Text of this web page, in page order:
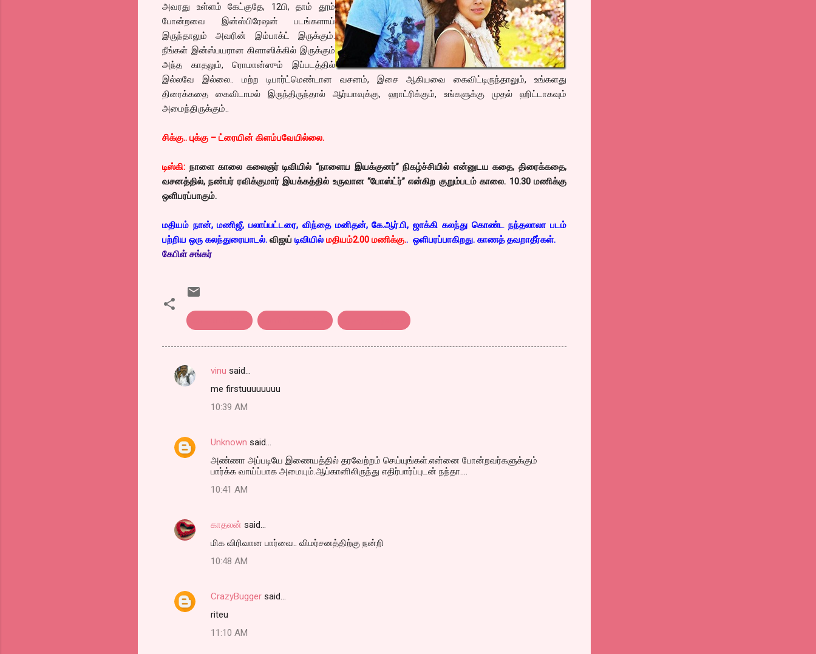
அவரது உள்ளம் கேட்குதே, 12பி, தாம் தூம்
போன்றவை இன்ஸ்பிரேஷன் படங்களாய்
இருந்தாலும் அவரின் இம்பாக்ட் இருக்கும்.
நீங்கள் இன்ஸ்பயரான கிளாஸிக்கில் இருக்கும்
அந்த காதலும், ரொமான்ஸும் இப்படத்தில்
இல்லவே இல்லை.. மற்ற டிபார்ட்மெண்டான வசனம், இசை ஆகியவை கைவிட்டிருந்தாலும், உங்களது
திரைக்கதை கைவிடாமல் இருந்திருந்தால் ஆர்யாவுக்கு, ஹாட்ரிக்கும், உங்களுக்கு முதல் ஹிட்டாகவும்
அமைந்திருக்கும்..
சிக்கு.. புக்கு – ட்ரையின் கிளம்பவேயில்லை.
டிஸ்கி: நாளை காலை கலைஞர் டிவியில் “நாளைய இயக்குனர்” நிகழ்ச்சியில் என்னுடய கதை, திரைக்கதை,
வசனத்தில், நண்பர் ரவிக்குமார் இயக்கத்தில் உருவான “போஸ்ட்ர்” என்கிற குறும்படம் காலை. 10.30 மணிக்கு
ஒளிபரப்பாகும்.
மதியம் நான், மணிஜீ, பலாப்பட்டரை, விந்தை மனிதன், கே.ஆர்.பி, ஜாக்கி கலந்து கொண்ட நந்தலாலா படம்
பற்றிய ஒரு கலந்துரையாடல். விஜய் டிவியில் மதியம்2.00 மணிக்கு.. ஒளிபரப்பாகிறது. காணத் தவறாதீர்கள்.
கேபிள் சங்கர்
C
e
vinu said…
me firstuuuuuuuu
10:39 AM
Unknown said…
அண்ணா அப்படியே இணையத்தில் தரவேற்றம் செய்யுங்கள்.என்னை போன்றவர்களுக்கும்
பார்க்க வாய்ப்பாக அமையும்.ஆப்கானிலிருந்து எதிர்பார்ப்புடன் நந்தா....
10:41 AM
காதலன் said…
மிக விரிவான பார்வை.. விமர்சனத்திற்கு நன்றி
10:48 AM
CrazyBugger said…
riteu
11:10 AM